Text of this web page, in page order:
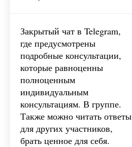
Закрытый чат в Telegram,
где предусмотрены
подробные консультации,
которые равноценны
полноценным
индивидуальным
консультациям. В группе.
Также можно читать ответы
для других участников,
брать ценное для себя.